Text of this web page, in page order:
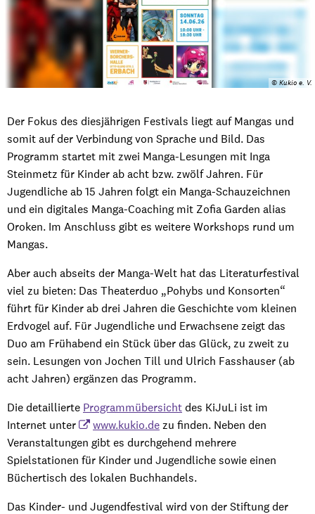
© Kukio e. V.
Der Fokus des diesjährigen Festivals liegt auf Mangas und
somit auf der Verbindung von Sprache und Bild. Das
Programm startet mit zwei Manga-Lesungen mit Inga
Steinmetz für Kinder ab acht bzw. zwölf Jahren. Für
Jugendliche ab 15 Jahren folgt ein Manga-Schauzeichnen
und ein digitales Manga-Coaching mit Zofia Garden alias
Oroken. Im Anschluss gibt es weitere Workshops rund um
Mangas.
Aber auch abseits der Manga-Welt hat das Literaturfestival
viel zu bieten: Das Theaterduo „Pohybs und Konsorten“
führt für Kinder ab drei Jahren die Geschichte vom kleinen
Erdvogel auf. Für Jugendliche und Erwachsene zeigt das
Duo am Frühabend ein Stück über das Glück, zu zweit zu
sein. Lesungen von Jochen Till und Ulrich Fasshauser (ab
acht Jahren) ergänzen das Programm.
Die detaillierte Programmübersicht des KiJuLi ist im
Internet unter
www.kukio.de zu finden. Neben den
Veranstaltungen gibt es durchgehend mehrere
Spielstationen für Kinder und Jugendliche sowie einen
Büchertisch des lokalen Buchhandels.
Das Kinder- und Jugendfestival wird von der Stiftung der